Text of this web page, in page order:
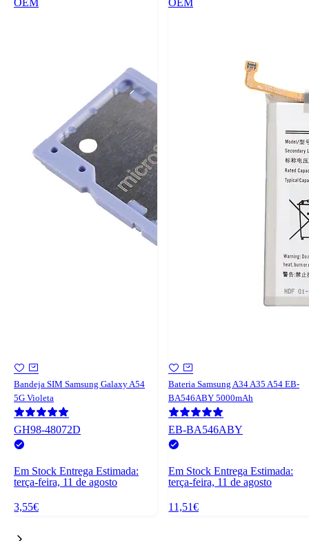
Bandeja SIM Samsung Galaxy A54
5G Violeta
GH98-48072D
Em Stock Entrega Estimada:
terça-feira, 11 de agosto
3,55€
Bateria Samsung A34 A35 A54 EB-
BA546ABY 5000mAh
EB-BA546ABY
Em Stock Entrega Estimada:
terça-feira, 11 de agosto
11,51€